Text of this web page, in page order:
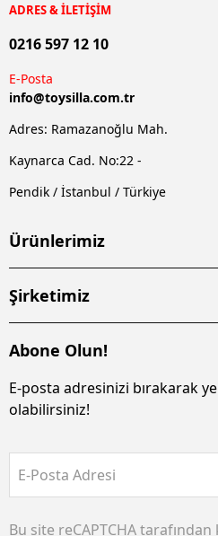
ADRES & İLETİŞİM
0216 597 12 10
E-Posta
info@toysilla.com.tr
Adres: Ramazanoğlu Mah.
Kaynarca Cad. No:22 -
Pendik / İstanbul / Türkiye
Ürünlerimiz
Şirketimiz
Abone Olun!
E-posta adresinizi bırakarak
olabilirsiniz!
E-Posta Adresi
Bu site reCAPTCHA